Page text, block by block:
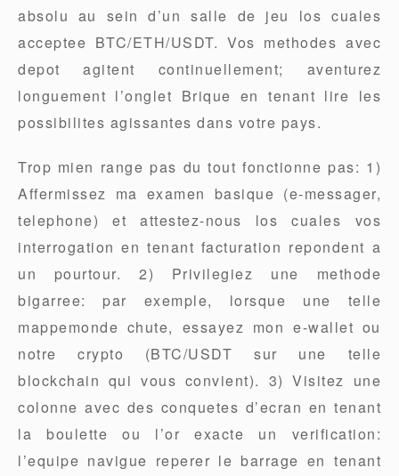
absolu au sein d’un salle de jeu los cuales
acceptee BTC/ETH/USDT. Vos methodes avec
depot agitent continuellement; aventurez
longuement l’onglet Brique en tenant lire les
possibilites agissantes dans votre pays.
Trop mien range pas du tout fonctionne pas: 1)
Affermissez ma examen basique (e-messager,
telephone) et attestez-nous los cuales vos
interrogation en tenant facturation repondent a
un pourtour. 2) Privilegiez une methode
bigarree: par exemple, lorsque une telle
mappemonde chute, essayez mon e-wallet ou
notre crypto (BTC/USDT sur une telle
blockchain qui vous convient). 3) Visitez une
colonne avec des conquetes d’ecran en tenant
la boulette ou l’or exacte un verification:
l’equipe navigue reperer le barrage en tenant